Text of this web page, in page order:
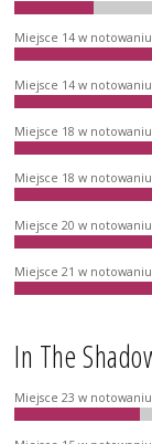
Miejsce 14 w
Miejsce 14 w
Miejsce 18 w
Miejsce 18 w
Miejsce 20 w
Miejsce 21 w
In The
Miejsce 23 w